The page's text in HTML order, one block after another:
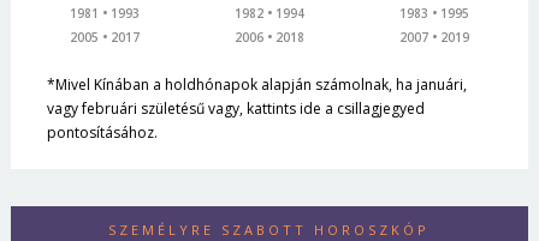
1981
1993
2005
2017
1982
1994
2006
2018
1983
1995
2007
2019
*Mivel Kínában a holdhónapok alapján számolnak, ha januári,
vagy februári születésű vagy, kattints ide a csillagjegyed
pontosításához.
SZEMÉLYRE SZABOTT HOROSZKÓP